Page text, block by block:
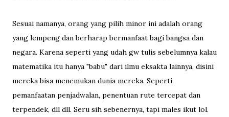
Sesuai namanya, orang yang pilih minor ini adalah orang
yang lempeng dan berharap bermanfaat bagi bangsa dan
negara. Karena seperti yang udah gw tulis sebelumnya kalau
matematika itu hanya "babu" dari ilmu eksakta lainnya, disini
mereka bisa menemukan dunia mereka. Seperti
pemanfaatan penjadwalan, penentuan rute tercepat dan
terpendek, dll dll. Seru sih sebenernya, tapi males ikut lol.